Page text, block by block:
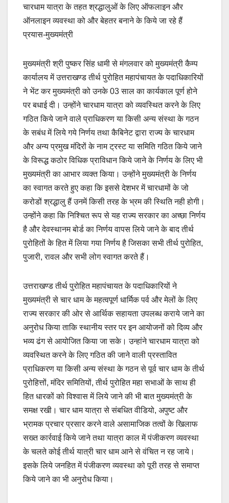
चारधाम यात्रा के तहत श्रद्धालुओं के लिए ऑफलाइन और
ऑनलाइन व्यवस्था को और बेहतर बनाने के किये जा रहे हैं
प्रयास-मुख्यमंत्री
मुख्यमंत्री श्री पुष्कर सिंह धामी से मंगलवार को मुख्यमंत्री कैम्प
कार्यालय में उत्तराखण्ड तीर्थ पुरोहित महापंचायत के पदाधिकारियों
ने भेंट कर मुख्यमंत्री को उनके 03 साल का कार्यकाल पूर्ण होने
पर बधाई दी। उन्होंने चारधाम यात्रा को व्यवस्थित करने के लिए
गठित किये जाने वाले प्राधिकरण या किसी अन्य संस्था के गठन
के सबंध में लिये गये निर्णय तथा कैबिनेट द्वारा राज्य के चारधाम
और अन्य प्रमुख मंदिरों के नाम ट्रस्ट या समिति गठित किये जाने
के विरूद्ध कठोर विधिक प्राविधान किये जाने के निर्णय के लिए भी
मुख्यमंत्री का आभार व्यक्त किया। उन्होंने मुख्यमंत्री के निर्णय
का स्वागत करते हुए कहा कि इससे देशभर में चारधामों के जो
करोडों श्रद्धालु हैं उनमें किसी तरह के भ्रम की स्थिति नही होगी।
उन्होंने कहा कि निश्चित रूप से यह राज्य सरकार का अच्छा निर्णय
है और देवस्थानम बोर्ड का निर्णय वापस लिये जाने के बाद तीर्थ
पुरोहितों के हित में लिया गया निर्णय है जिसका सभी तीर्थ पुरोहित,
पुजारी, रावल और सभी लोग स्वागत करते हैं।
उत्तराखण्ड तीर्थ पुरोहित महापंचायत के पदाधिकारियों ने
मुख्यमंत्री से चार धाम के महत्वपूर्ण धार्मिक पर्व और मेलों के लिए
राज्य सरकार की ओर से आर्थिक सहायता उपलब्ध कराये जाने का
अनुरोध किया ताकि स्थानीय स्तर पर इन आयोजनों को दिव्य और
भव्य ढंग से आयोजित किया जा सके। उन्हांने चारधाम यात्रा को
व्यवस्थित करने के लिए गठित की जाने वाली प्रस्तावित
प्राधिकरण या किसी अन्य संस्था के गठन से पूर्व चार धाम के तीर्थ
पुरोहित्तों, मंदिर समितियों, तीर्थ पुरोहित महा सभाओं के साथ ही
हित धारकों को विश्वास में लिये जाने की भी बात मुख्यमंत्री के
समक्ष रखी। चार धाम यात्रा से संबधित वीडियो, अपुष्ट और
भ्रामक प्रचार प्रसार करने वाले असामाजिक तत्वों के खिलाफ
सख्त कार्रवाई किये जाने तथा यात्रा काल में पंजीकरण व्यवस्था
के चलते कोई तीर्थ यात्री चार धाम आने से वंचित न रह जाये।
इसके लिये जनहित में पंजीकरण व्यवस्था को पूरी तरह से समाप्त
किये जाने का भी अनुरोध किया।